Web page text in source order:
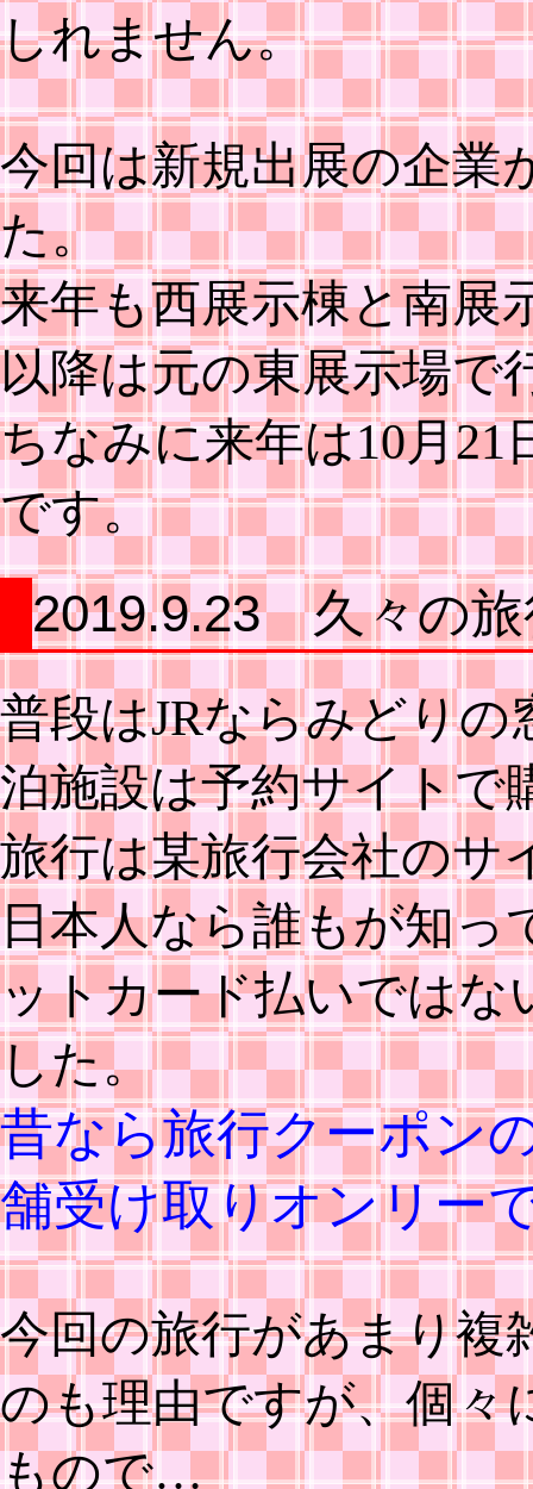
しれません。
今回は新規出展の企業
た。
来年も西展示棟と南展
以降は元の東展示場で
ちなみに来年は10月21
です。
2019.9.23 久々の旅
普段はJRならみどり
泊施設は予約サイトで
旅行は某旅行会社のサ
日本人なら誰もが知っ
ットカード払いではな
した。
昔なら旅行クーポン
舗受け取りオンリー
今回の旅行があまり複
のも理由ですが、個々
もので…